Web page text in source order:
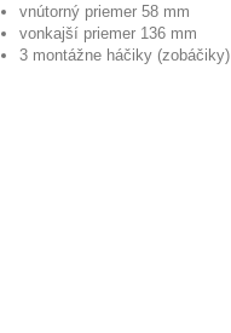
vnútorný priemer 58 mm
vonkajší priemer 136 mm
3 montážne háčiky (zobáčiky)